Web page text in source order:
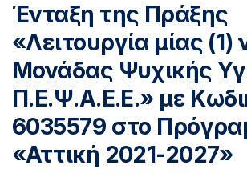
Ένταξη της Πράξης
«Λειτουργία μίας (1)
Μονάδας Ψυχικής
Π.Ε.Ψ.Α.Ε.Ε.» με
6035579 στο
«Αττική 2021-2027»